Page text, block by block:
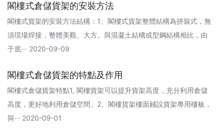
閣樓式倉儲貨架的安裝方法
閣樓式貨架的安裝方法結構：1、閣樓式貨架整體結構為拼裝式，無
須現場焊接，整體美觀、大方。與混凝土結構或型鋼結構相比，由
于底··· 2020-09-09
閣樓式倉儲貨架的特點及作用
閣樓式倉儲貨架特點1, 閣樓貨架可以提升貨架高度，充分利用倉儲
高度，更好地利用倉儲空間。2、閣樓貨架樓面鋪設貨架專用樓板，
與··· 2020-09-01